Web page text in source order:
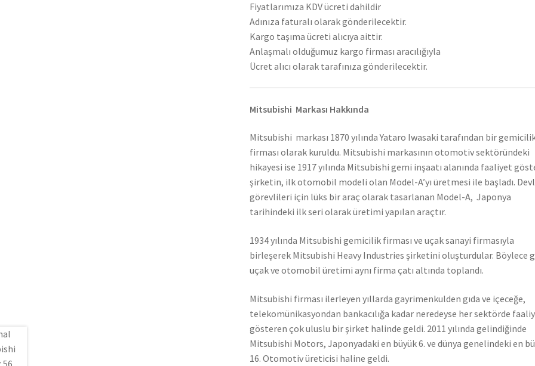
Fiyatlarımıza KDV ücreti dahildir
Adınıza faturalı olarak gönderilecektir.
Kargo taşıma ücreti alıcıya aittir.
Anlaşmalı olduğumuz kargo firması aracılığıyla
Ücret alıcı olarak tarafınıza gönderilecektir.
Mitsubishi Markası Hakkında
Mitsubishi markası 1870 yılında Yataro Iwasaki tarafından bir
firması olarak kuruldu. Mitsubishi markasının otomotiv sektöründeki
hikayesi ise 1917 yılında Mitsubishi gemi inşaatı alanında faaliyet
şirketin, ilk otomobil modeli olan Model-A’yı üretmesi ile başladı.
görevlileri için lüks bir araç olarak tasarlanan Model-A, Japonya
tarihindeki ilk seri olarak üretimi yapılan araçtır.
1934 yılında Mitsubishi gemicilik firması ve uçak sanayi firmasıyla
birleşerek Mitsubishi Heavy Industries şirketini oluşturdular. Böylece
uçak ve otomobil üretimi aynı firma çatı altında toplandı.
Mitsubishi firması ilerleyen yıllarda gayrimenkulden gıda ve içeceğe,
telekomünikasyondan bankacılığa kadar neredeyse her sektörde
gösteren çok uluslu bir şirket halinde geldi. 2011 yılında gelindiğinde
Mitsubishi Motors, Japonyadaki en büyük 6. ve dünya genelindeki en
16. Otomotiv üreticisi haline geldi.